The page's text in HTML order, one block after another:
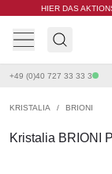
HIER DAS
+49 (0)40 727 33 33 3
KRISTALIA / BRIONI
Kristalia BRIONI